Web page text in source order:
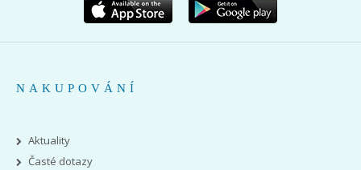
NAKUPOVÁNÍ
Aktuality
Časté dotazy